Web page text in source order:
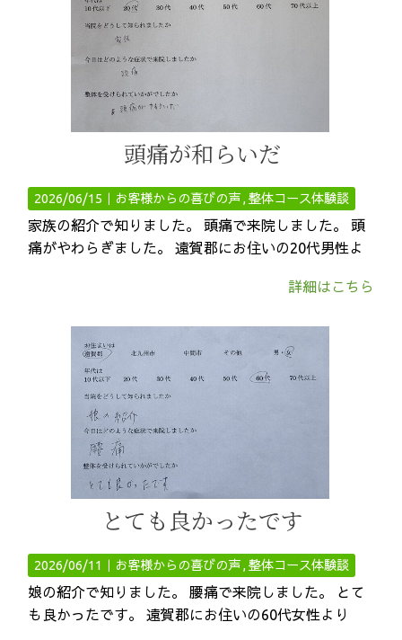
頭痛が和らいだ
2026/06/15｜ お客様からの喜びの声 整体コース体験談
家族の紹介で知りました。 頭痛で来院しました。 頭
痛がやわらぎました。 遠賀郡にお住いの20代男性よ
詳細はこちら
とても良かったです
2026/06/11｜ お客様からの喜びの声 整体コース体験談
娘の紹介で知りました。 腰痛で来院しました。 とて
も良かったです。 遠賀郡にお住いの60代女性より